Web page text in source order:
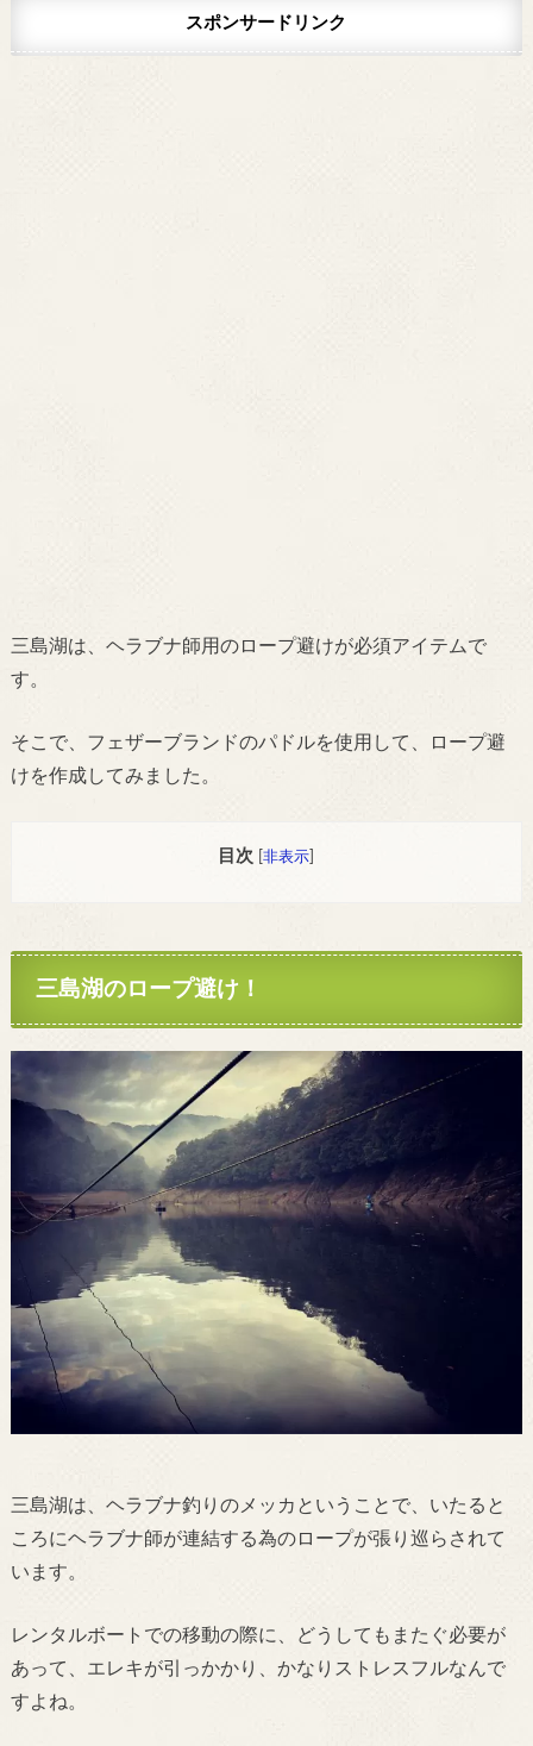
スポンサードリンク
三島湖は、ヘラブナ師用のロープ避けが必須アイテムで
す。
そこで、フェザーブランドのパドルを使用して、
ロープ避
けを作成してみました。
目次 [非表示
三島湖のロープ避け！
三島湖は、ヘラブナ釣りのメッカということで、いたると
ころにヘラブナ師が連結する為のロープが張り巡らされて
います。
レンタルボートでの移動の際に、どうしてもまたぐ必要が
あって、 エレキが引っかかり、かなりストレスフルなんで
すよね。